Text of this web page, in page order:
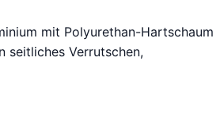
mit Polyurethan-Hartschaum
seitliches Verrutschen,